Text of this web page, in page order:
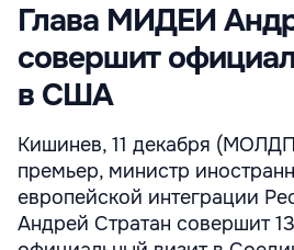
Глава МИДЕИ
совершит
в США
Кишинев, 11 декабря
премьер, министр
европейской интеграции
Андрей Стратан совершит